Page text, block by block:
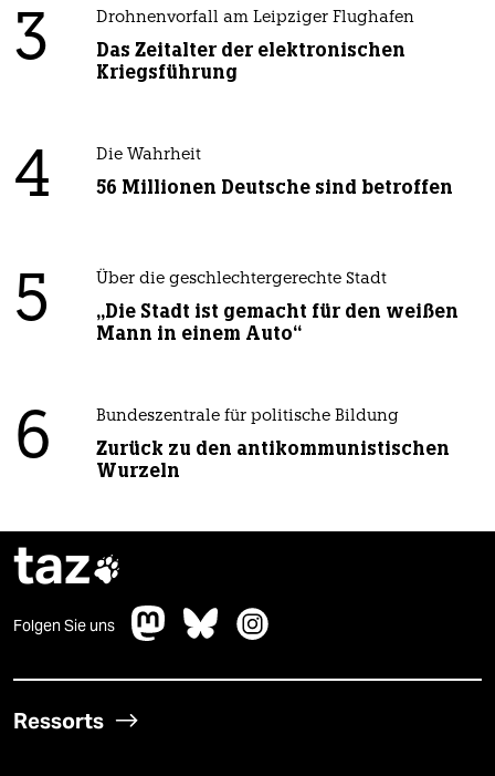
3 Drohnenvorfall am Leipziger Flughafen
Das Zeitalter der elektronischen
Kriegsführung
4 Die Wahrheit
56 Millionen Deutsche sind betroffen
5 Über die geschlechtergerechte Stadt
„Die Stadt ist gemacht für den weißen
Mann in einem Auto“
6 Bundeszentrale für politische Bildung
Zurück zu den antikommunistischen
Wurzeln
taz
Folgen Sie uns
Ressorts